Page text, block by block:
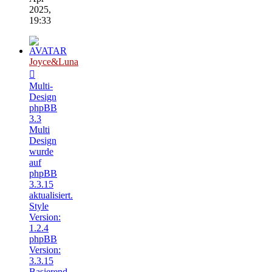
2025,
19:33
Joyce&Luna
Multi-
Design
phpBB
3.3
Multi
Design
wurde
auf
phpBB
3.3.15
aktualisiert.
Style
Version:
1.2.4
phpBB
Version:
3.3.15